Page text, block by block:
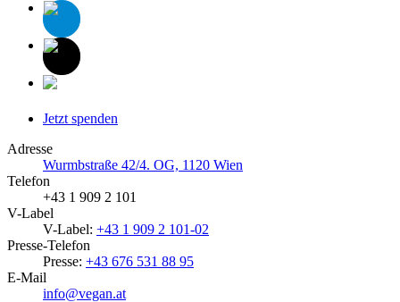
Jetzt spenden
Adresse
Wurmbstraße 42/4. OG, 1120 Wien
Telefon
+43 1 909 2 101
V-Label
V-Label: +43 1 909 2 101-02
Presse-Telefon
Presse: +43 676 531 88 95
E-Mail
info@vegan.at